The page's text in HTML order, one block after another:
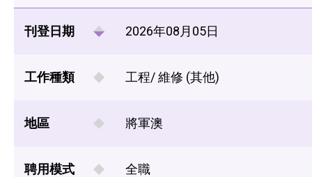
刊登日期 2026年08月05日
工作種類 工程/ 維修 (其他)
地區 將軍澳
聘用模式 全職